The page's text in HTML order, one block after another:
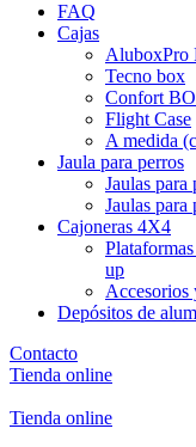
FAQ
Cajas
AluboxPro
Tecno box
Confort
Flight Case
A medida
Jaula para perros
Jaulas para
Jaulas
Cajoneras 4X4
up
Accesorios
Depósitos de
Contacto
Tienda online
Tienda online